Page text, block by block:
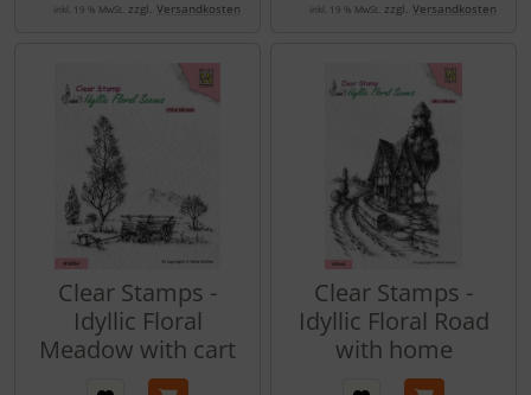
inkl. 19 % MwSt. zzgl. Versandkosten inkl. 19 % MwSt. zzgl. Versandkosten
Clear Stamps -
Idyllic Floral
Meadow with cart
Clear Stamps -
Idyllic Floral Road
with home